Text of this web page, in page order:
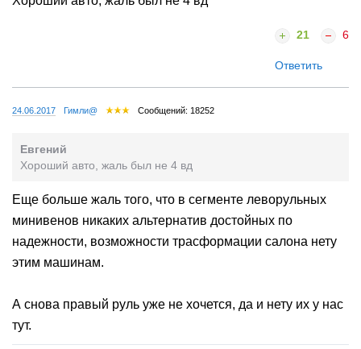
21 6
Ответить
24.06.2017 Гимли@ Сообщений: 18252
Евгений
Хороший авто, жаль был не 4 вд
Еще больше жаль того, что в сегменте леворульных
минивенов никаких альтернатив достойных по
надежности, возможности трасформации салона нету
этим машинам.
А снова правый руль уже не хочется, да и нету их у нас
тут.